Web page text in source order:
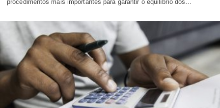
procedimentos mais importantes para garantir o equilíbrio dos…